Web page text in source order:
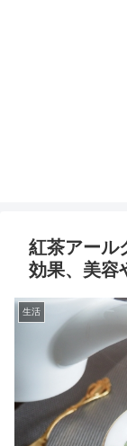
紅茶アール
効果、美容
生活